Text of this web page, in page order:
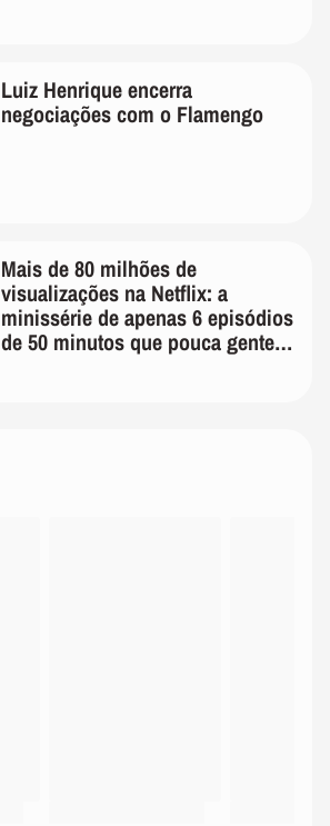
Luiz Henrique encerra
negociações com o Flamengo
Mais de 80 milhões de
visualizações na Netflix: a
minissérie de apenas 6 episódios
de 50 minutos que pouca gente